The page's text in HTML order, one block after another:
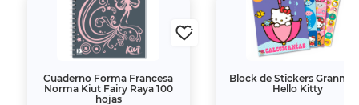
Cuaderno Forma Francesa
Norma Kiut Fairy Raya 100
hojas
Block de Stickers
Hello Kitty